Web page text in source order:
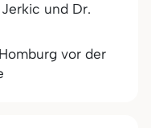
und Dr.
vor der